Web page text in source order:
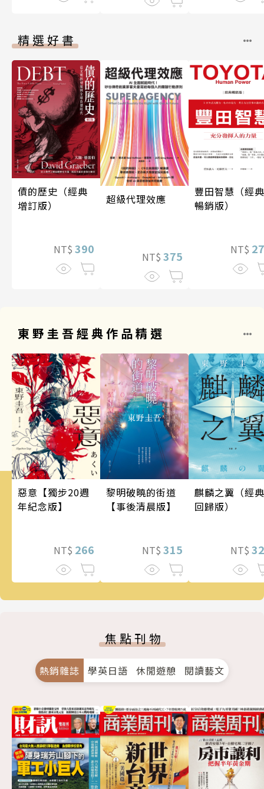
精選好書
債的歷史（經典
增訂版）
NT$ 390
超級代理效應
NT$ 375
豐田智慧（經典
暢銷版）
NT$
東野圭吾經典作品精選
惡意【獨步20週
年紀念版】
NT$ 266
黎明破曉的街道
【事後清晨版】
NT$ 315
麒麟之翼（經典
回歸版）
NT$
焦點刊物
熱銷雜誌 學英日語 休閒遊憩 閱讀藝文